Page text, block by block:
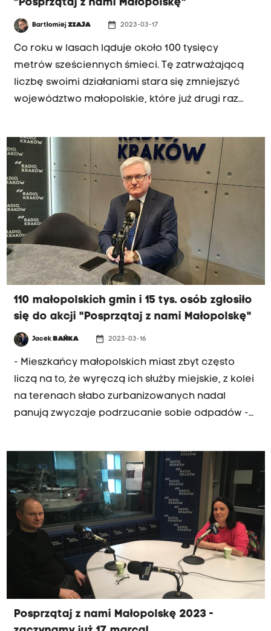
"Posprzątaj z nami Małopolskę"
BartłomiejZIAJA date_range 2023-03-17
Co roku w lasach ląduje około 100 tysięcy
metrów sześciennych śmieci. Tę zatrważającą
liczbę swoimi działaniami stara się zmniejszyć
województwo małopolskie, które już drugi raz
110 małopolskich gmin i 15 tys. osób zgłosiło
się do akcji "Posprzątaj z nami Małopolskę"
Jacek BAŃKA date_range 2023-03-16
- Mieszkańcy małopolskich miast zbyt często
liczą na to, że wyręczą ich służby miejskie, z kolei
na terenach słabo zurbanizowanych nadal
panują zwyczaje podrzucanie sobie odpadów -
województwa małopolskiego. Druga edycja
akcji, która rozpocznie się w najbliższy piątek w
Proszowicach, potrwa aż do 21 kwietnia. Jak
przekonuje Gawron, w całym systemie
gospodarki odpadami najsłabszym ogniwem jest
Posprzątaj z nami Małopolskę 2023 -